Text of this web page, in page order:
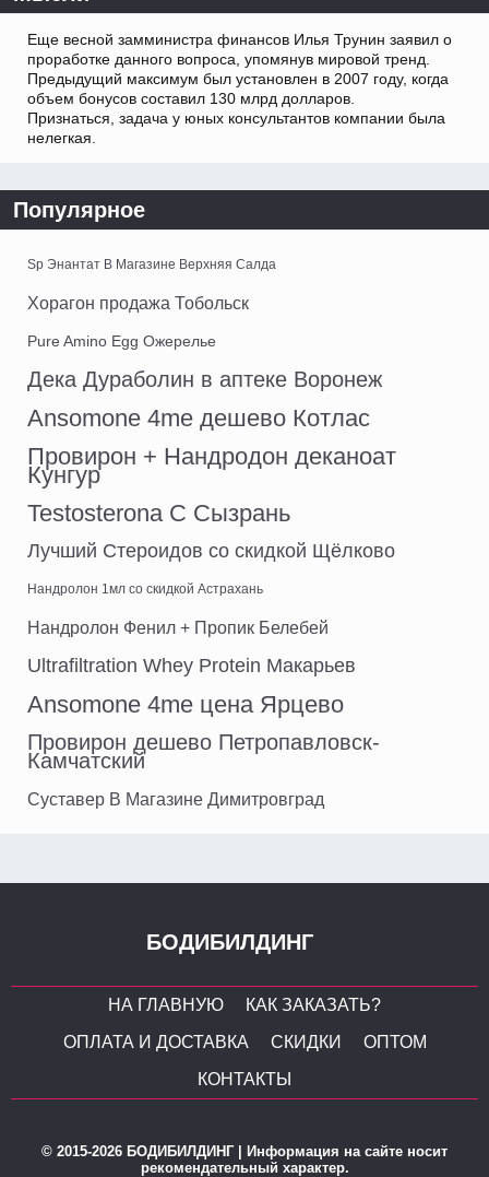
Еще весной замминистра финансов Илья Трунин заявил о
проработке данного вопроса, упомянув мировой тренд.
Предыдущий максимум был установлен в 2007 году, когда
объем бонусов составил 130 млрд долларов.
Признаться, задача у юных консультантов компании была
нелегкая.
Популярное
Sp Энантат В Магазине Верхняя Салда
Хорагон продажа Тобольск
Pure Amino Egg Ожерелье
Дека Дураболин в аптеке Воронеж
Ansomone 4me дешево Котлас
Провирон + Нандродон деканоат
Кунгур
Testosterona C Сызрань
Лучший Стероидов со скидкой Щёлково
Нандролон 1мл со скидкой Астрахань
Нандролон Фенил + Пропик Белебей
Ultrafiltration Whey Protein Макарьев
Ansomone 4me цена Ярцево
Провирон дешево Петропавловск-
Камчатский
Суставер В Магазине Димитровград
БОДИБИЛДИНГ
НА ГЛАВНУЮ
КАК ЗАКАЗАТЬ?
ОПЛАТА И ДОСТАВКА
СКИДКИ
ОПТОМ
КОНТАКТЫ
© 2015-2026 БОДИБИЛДИНГ | Информация на сайте носит
рекомендательный характер.